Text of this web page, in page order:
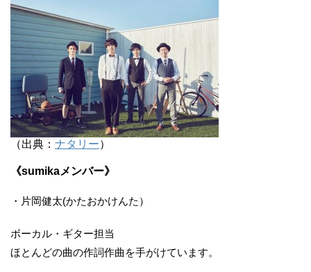
（出典： ナタリー）
《sumikaメンバー》
・片岡健太(かたおかけんた）
ボーカル・ギター担当
ほとんどの曲の作詞作曲を手がけています。